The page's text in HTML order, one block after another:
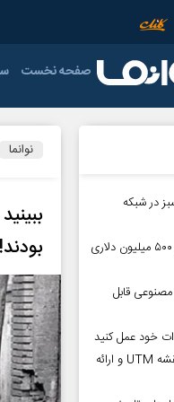
صفحه نخست
دولت
دفاع مقدس
صدا و سیما
اقتصاد ایران
فوتبال
ورزش های
عمومی
آذربایجان
خوزستان
کرمان
لرستان
هرمزگان
نوانما
بودند!
در شبکه
مرد عنکبوتی: روز تازه با فروش ۵۰۰ میلیون دلاری
قابل
خود عمل کنید
اعلام جزئیات ثبت ادعا، تهیه نقشه UTM و ارائه